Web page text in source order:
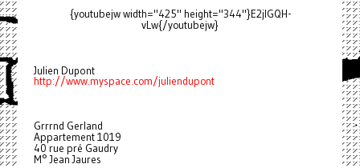
{youtubejw width="425" height="344"}E2jlGQH-
vLw{/youtubejw}
Julien Dupont
http://www.myspace.com/juliendupont
Grrrnd Gerland
Appartement 1019
40 rue pré Gaudry
M° Jean Jaures